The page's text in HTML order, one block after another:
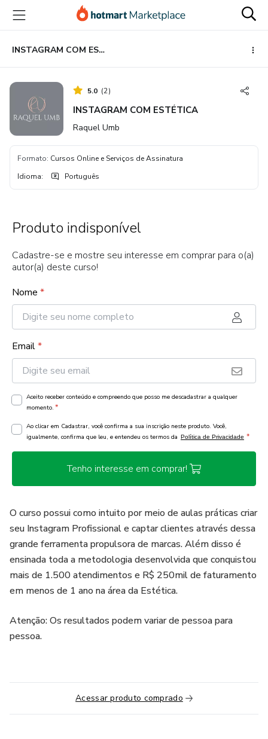
para
conteúdo
principal
para
pagamento
para
rodapé
INSTAGRAM COM ESTÉTICA
5.0 (2)
INSTAGRAM COM ESTÉTICA
Raquel Umb
Formato: Cursos Online e Serviços de Assinatura
Idioma: Português
Produto indisponível
Cadastre-se e mostre seu interesse em comprar para o(a)
autor(a) deste curso!
Nome *
Email*
Aceito receber conteúdo e compreendo que posso me descadastrar a qualquer
momento. *
Ao clicar em Cadastrar, você confirma a sua inscrição neste produto. Você,
igualmente, confirma que leu, e entendeu os termos da Política de Privacidade *
Tenho interesse em comprar!
O curso possui como intuito por meio de aulas práticas criar
seu Instagram Profissional e captar clientes através dessa
grande ferramenta propulsora de marcas. Além disso é
ensinada toda a metodologia desenvolvida que conquistou
mais de 1.500 atendimentos e R$ 250mil de faturamento
em menos de 1 ano na área da Estética.
Atenção: Os resultados podem variar de pessoa para
pessoa.
Acessar produto comprado